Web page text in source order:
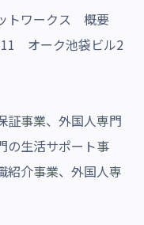
トワークス 概要
11 オーク池袋ビル2
証事業、外国人専門
の生活サポート事
紹介事業、外国人専